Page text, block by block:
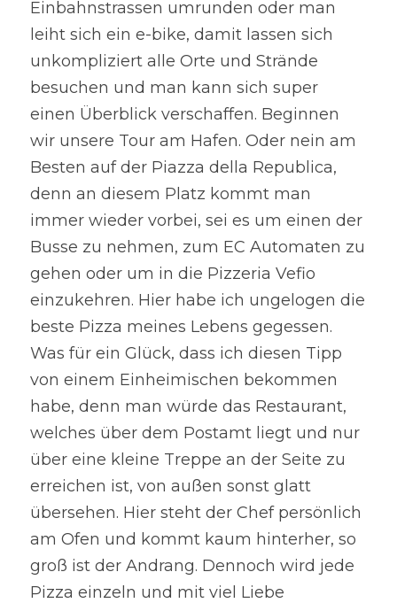
Einbahnstrassen umrunden oder man
leiht sich ein e-bike, damit lassen sich
unkompliziert alle Orte und Strände
besuchen und man kann sich super
einen Überblick verschaffen. Beginnen
wir unsere Tour am Hafen. Oder nein am
Besten auf der Piazza della Republica,
denn an diesem Platz kommt man
immer wieder vorbei, sei es um einen der
Busse zu nehmen, zum EC Automaten zu
gehen oder um in die Pizzeria Vefio
einzukehren. Hier habe ich ungelogen die
beste Pizza meines Lebens gegessen.
Was für ein Glück, dass ich diesen Tipp
von einem Einheimischen bekommen
habe, denn man würde das Restaurant,
welches über dem Postamt liegt und nur
über eine kleine Treppe an der Seite zu
erreichen ist, von außen sonst glatt
übersehen. Hier steht der Chef persönlich
am Ofen und kommt kaum hinterher, so
groß ist der Andrang. Dennoch wird jede
Pizza einzeln und mit viel Liebe